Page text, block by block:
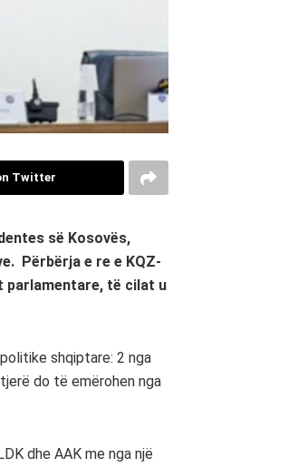
Twitter
së Kosovës,
Përbërja e re e KQZ-
të cilat u
shqiptare: 2 nga
do të emërohen nga
dhe AAK me nga një